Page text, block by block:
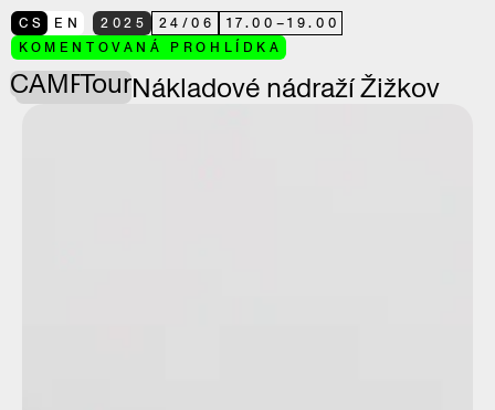
CS EN 2025 24 /06 17.00 –19.00
KOMENTOVANÁ PROHLÍDKA
CAMPTourNákladové nádraží Žižkov